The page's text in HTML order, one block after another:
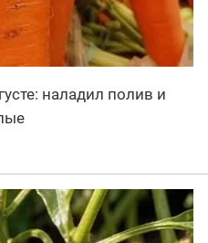
наладил полив и